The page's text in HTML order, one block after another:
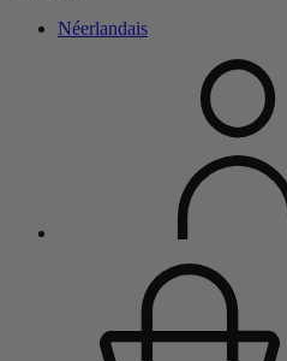
Néerlandais